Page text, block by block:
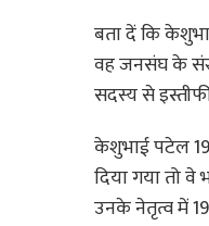
बता दें कि
वह जनसंघ के
सदस्य से
केशुभाई पटेल
दिया गया तो
उनके नेतृत्व में